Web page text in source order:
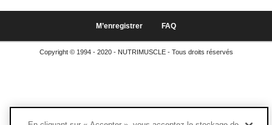
M’enregistrer FAQ
Copyright © 1994 - 2020 - NUTRIMUSCLE - Tous droits réservés